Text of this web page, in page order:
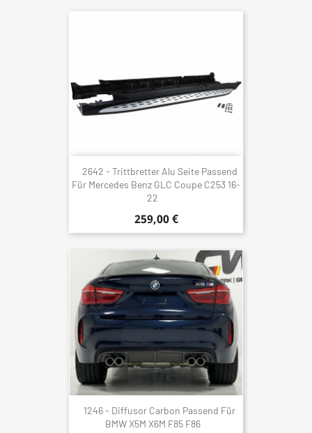
2642 - Trittbretter Alu Seite Passend
Für Mercedes Benz GLC Coupe C253 16-
22
259,00 €
1246 - Diffusor Carbon Passend Für
BMW X5M X6M F85 F86